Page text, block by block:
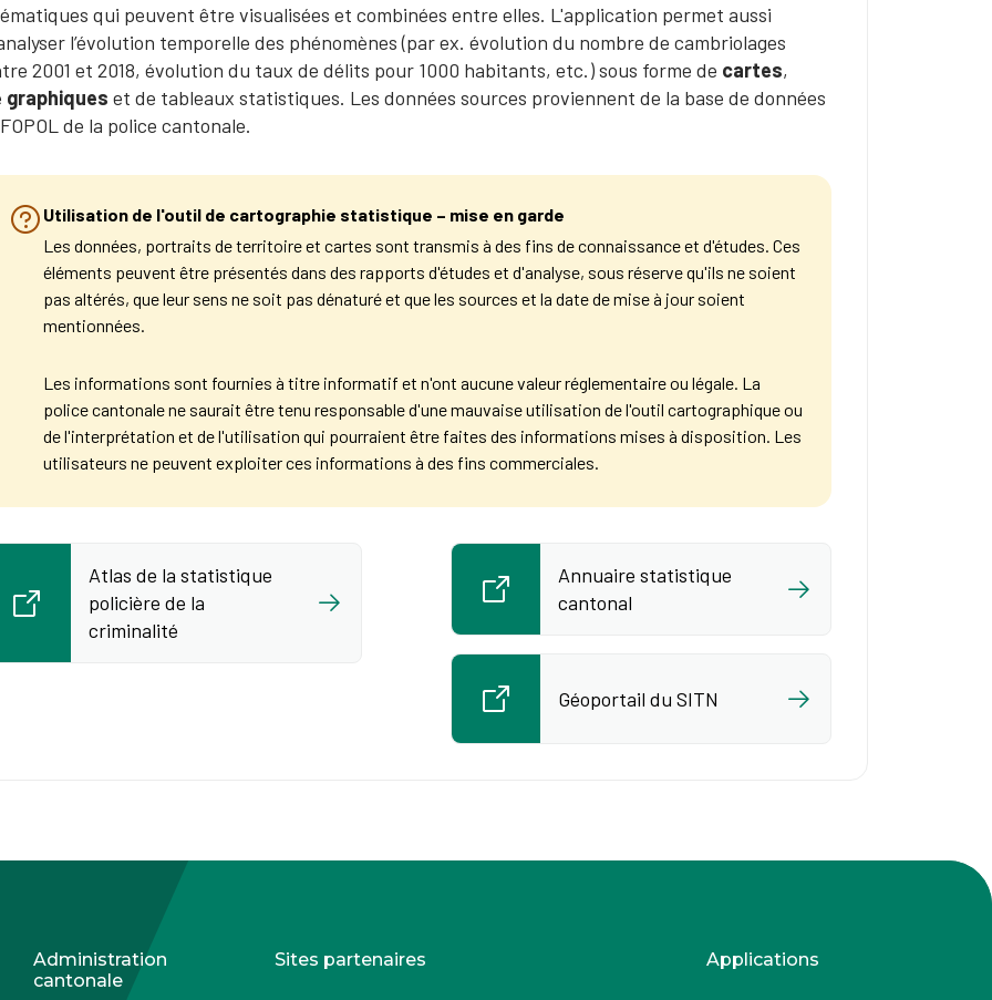
qui peuvent être visualisées et combinées entre elles. L'application permet aussi
l’évolution temporelle des phénomènes (par ex. évolution du nombre de cambriolages
2001 et 2018, évolution du taux de délits pour 1000 habitants, etc.) sous forme de cartes,
graphiques et de tableaux statistiques. Les données sources proviennent de la base de données
de la police cantonale.
Utilisation de l'outil de cartographie statistique – mise en garde
Les données, portraits de territoire et cartes sont transmis à des fins de connaissance et d'études. Ces
éléments peuvent être présentés dans des rapports d'études et d'analyse, sous réserve qu'ils ne soient
pas altérés, que leur sens ne soit pas dénaturé et que les sources et la date de mise à jour soient
mentionnées.
Les informations sont fournies à titre informatif et n'ont aucune valeur réglementaire ou légale. La
police cantonale ne saurait être tenu responsable d'une mauvaise utilisation de l'outil cartographique ou
de l'interprétation et de l'utilisation qui pourraient être faites des informations mises à disposition. Les
utilisateurs ne peuvent exploiter ces informations à des fins commerciales.
Atlas de la statistique
policière de la
criminalité
Annuaire statistique
cantonal
Géoportail du SITN
Administration
cantonale
Sites partenaires Applications